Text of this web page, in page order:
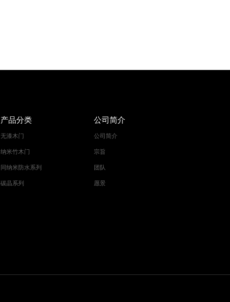
产品分类
无漆木门
纳米竹木门
同纳米防水系列
碳晶系列
公司简介
公司简介
宗旨
团队
愿景